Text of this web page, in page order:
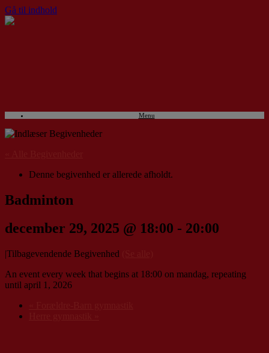
Gå til indhold
Menu
Denne begivenhed er allerede afholdt.
Badminton
december 29, 2025 @ 18:00 - 20:00
|Tilbagevendende Begivenhed
An event every week that begins at 18:00 on mandag, repeating
until april 1, 2026